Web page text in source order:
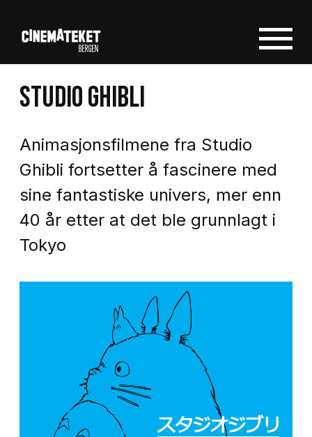
STUDIO GHIBLI
Animasjonsfilmene fra Studio
Ghibli fortsetter å fascinere med
sine fantastiske univers, mer enn
40 år etter at det ble grunnlagt i
Tokyo